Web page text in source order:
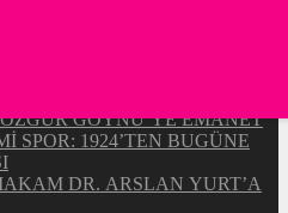
ACI GÜNÜ
BÜLENT ÖZMEN’DEN
Yıldız, Uluslararası
GÖYNÜ’YE EMANET
SPOR: 1924’TEN BUGÜNE
DR. ARSLAN YURT’A